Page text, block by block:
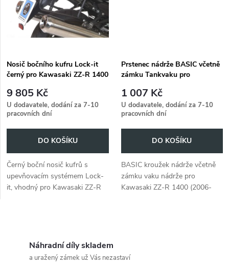
ů
Nosič bočního kufru Lock-it
černý pro Kawasaki ZZ-R 1400
9 805 Kč
U dodavatele, dodání za 7-10
pracovních dní
DO KOŠÍKU
Černý boční nosič kufrů s
upevňovacím systémem Lock-
it, vhodný pro Kawasaki ZZ-R
Prstenec nádrže BASIC včetně
zámku Tankvaku pro
2011)
1 007 Kč
U dodavatele, dodání za 7-10
pracovních dní
DO KOŠÍKU
BASIC kroužek nádrže včetně
zámku vaku nádrže pro
Kawasaki ZZ-R 1400 (2006-
Náhradní díly skladem
a uražený zámek už Vás nezastaví